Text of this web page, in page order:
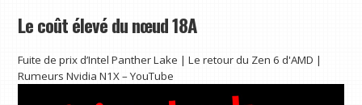
Le coût élevé du nœud 18A
Fuite de prix d’Intel Panther Lake | Le retour du Zen 6 d'AMD |
Rumeurs Nvidia N1X – YouTube